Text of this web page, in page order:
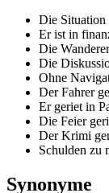
Die Situation
Er ist in
Die
Die
Ohne
Der Fahrer
Er geriet in
Die Feier
Der Krimi
Schulden zu
Synonyme